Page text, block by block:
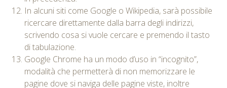
In alcuni siti come Google o Wikipedia, sarà possibile
ricercare direttamente dalla barra degli indirizzi,
scrivendo cosa si vuole cercare e premendo il tasto
di tabulazione.
Google Chrome ha un modo d’uso in “incognito”,
modalità che permetterà di non memorizzare le
pagine dove si naviga delle pagine viste, inoltre